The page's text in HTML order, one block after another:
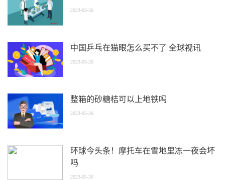
2023-05-26
中国乒乓在猫眼怎么买不了 全球视讯
2023-05-26
整箱的砂糖桔可以上地铁吗
2023-05-26
环球今头条！摩托车在雪地里冻一夜会坏
吗
2023-05-26